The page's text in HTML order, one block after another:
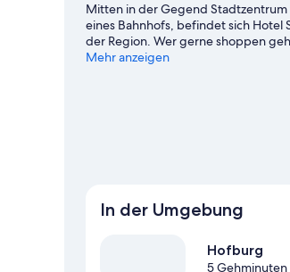
Mitten in der Gegend
eines Bahnhofs, befindet sich Hotel
der Region. Wer gerne shoppen
Aufenthalt in der Stadt mit dem
Mehr anzeigen
In der Umgebung
Hofburg
5 Gehminuten